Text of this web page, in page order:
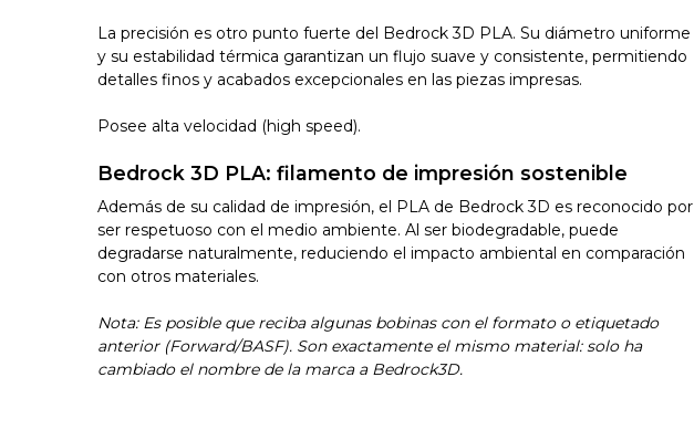
La precisión es otro punto fuerte del Bedrock 3D PLA. Su diámetro uniforme
y su estabilidad térmica garantizan un flujo suave y consistente, permitiendo
detalles finos y acabados excepcionales en las piezas impresas.
Posee alta velocidad (high speed).
Bedrock 3D PLA: filamento de impresión sostenible
Además de su calidad de impresión, el PLA de Bedrock 3D es reconocido por
ser respetuoso con el medio ambiente. Al ser biodegradable, puede
degradarse naturalmente, reduciendo el impacto ambiental en comparación
con otros materiales.
Nota: Es posible que reciba algunas bobinas con el formato o etiquetado
anterior (Forward/BASF). Son exactamente el mismo material: solo ha
cambiado el nombre de la marca a Bedrock3D.